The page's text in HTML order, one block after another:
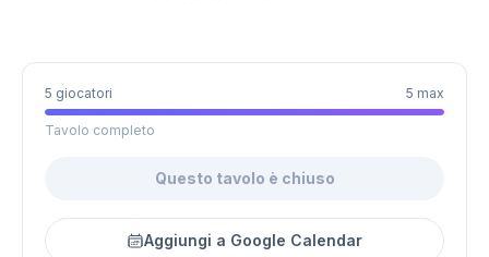
5 giocatori 5 max
Tavolo completo
Questo tavolo è chiuso
Aggiungi a Google Calendar